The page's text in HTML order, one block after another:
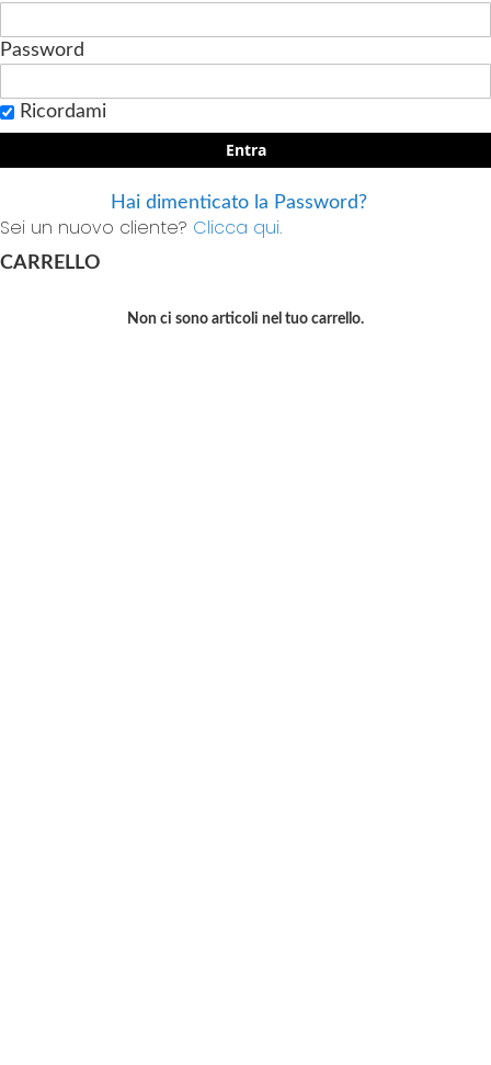
Password
Ricordami
Entra
Hai dimenticato la Password?
Sei un nuovo cliente? Clicca qui.
CARRELLO
Non ci sono articoli nel tuo carrello.